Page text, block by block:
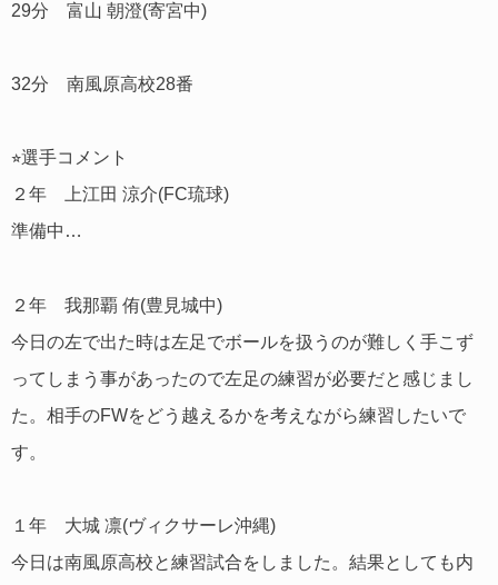
29分 富山 朝澄(寄宮中)
32分 南風原高校28番
⭐︎選手コメント
２年 上江田 涼介(FC琉球)
準備中…
２年 我那覇 侑(豊見城中)
今日の左で出た時は左足でボールを扱うのが難しく手こず
ってしまう事があったので左足の練習が必要だと感じまし
た。相手のFWをどう越えるかを考えながら練習したいで
す。
１年 大城 凛(ヴィクサーレ沖縄)
今日は南風原高校と練習試合をしました。結果としても内